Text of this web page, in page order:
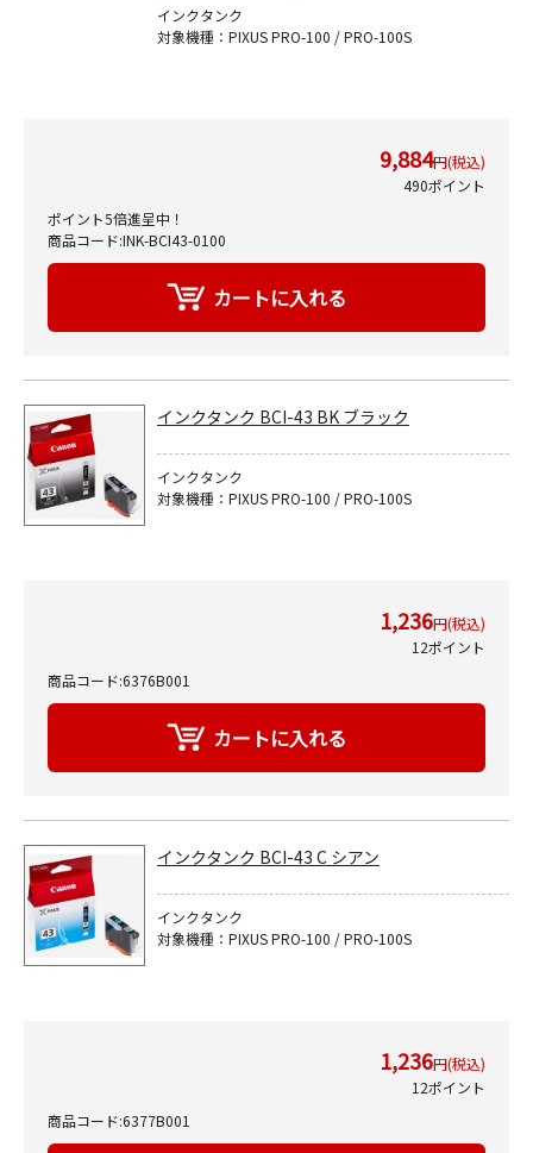
インクタンク
対象機種：PIXUS PRO-100 / PRO-100S
9,884円(税込)
490ポイント
ポイント5倍進呈中！
商品コード:INK-BCI43-0100
インクタンク BCI-43 BK ブラック
インクタンク
対象機種：PIXUS PRO-100 / PRO-100S
1,236円(税込)
12ポイント
商品コード:6376B001
インクタンク BCI-43 C シアン
インクタンク
対象機種：PIXUS PRO-100 / PRO-100S
1,236円(税込)
12ポイント
商品コード:6377B001